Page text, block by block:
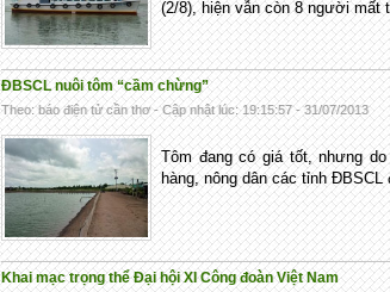
(2/8), hiện vẫn còn 8 người mất
ĐBSCL nuôi tôm “cầm chừng”
Theo: báo điện tử cần thơ - Cập nhật lúc: 19:15:57 - 31/07/2013
Tôm đang có giá tốt, nhưng
hàng, nông dân các tỉnh
Khai mạc trọng thể Đại hội XI Công đoàn Việt Nam